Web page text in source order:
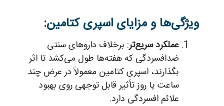
ویژگی‌ها و مزایای اسپری کتامین:
عملکرد سریع‌تر: برخلاف داروهای سنتی
ضدافسردگی که هفته‌ها طول می‌کشد تا اثر
بگذارند، اسپری کتامین معمولاً در عرض چند
ساعت یا روز تأثیر قابل توجهی روی بهبود
علائم افسردگی دارد.